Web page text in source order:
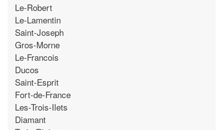
Le-Robert
Le-Lamentin
Saint-Joseph
Gros-Morne
Le-Francois
Ducos
Saint-Esprit
Fort-de-France
Les-Trois-Ilets
Diamant